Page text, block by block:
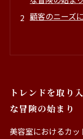
顧客のニーズ
自分らしさを
レンドスタイ
美容師が学ぶ
サービスの向
トレンドを取り
な冒険の始まり
美容室におけるカ